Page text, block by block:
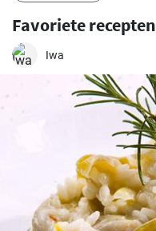
Favoriete recepten
Iwa